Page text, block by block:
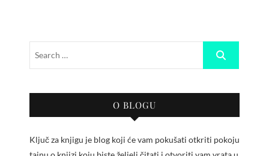
O BLOGU
Ključ za knjigu je blog koji će vam pokušati otkriti pokoju